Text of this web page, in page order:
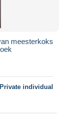
meesterkoks
Private individual